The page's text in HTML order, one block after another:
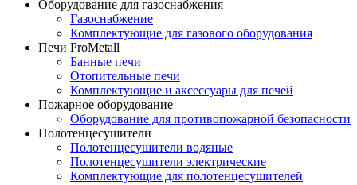
Оборудование для газоснабжения
Газоснабжение
Комплектующие для газового оборудования
Печи ProMetall
Банные печи
Отопительные печи
Комплектующие и аксессуары для печей
Пожарное оборудование
Оборудование для противопожарной безопасности
Полотенцесушители
Полотенцесушители водяные
Полотенцесушители электрические
Комплектующие для полотенцесушителей